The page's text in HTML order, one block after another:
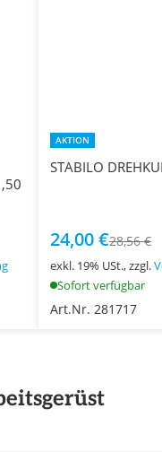
AKTION
STABILO
24,00 €28,56 €
exkl. 19% USt., zzgl.
Sofort verfügbar
Art.Nr. 281717